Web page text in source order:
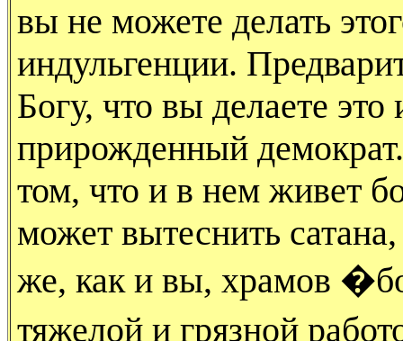
вы не можете делать
индульгенции.
Богу, что вы делаете
прирожденный
том, что и в нем живет
может вытеснить
же, как и вы, храмов
тяжелой и грязной